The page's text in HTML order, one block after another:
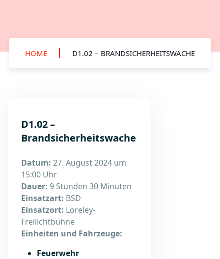
HOME D1.02 – BRANDSICHERHEITSWACHE
D1.02 –
Brandsicherheitswache
Datum: 27. August 2024 um
15:00 Uhr
Dauer: 9 Stunden 30 Minuten
Einsatzart: BSD
Einsatzort: Loreley-
Freilichtbühne
Einheiten und Fahrzeuge:
Feuerwehr